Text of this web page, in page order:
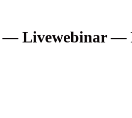
Live­web­i­nar —